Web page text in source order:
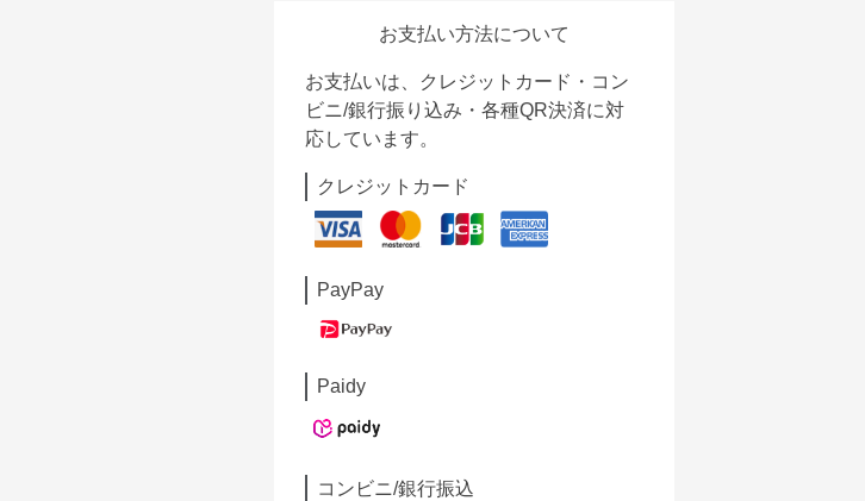
お支払い方法について
お支払いは、クレジットカード・コン
ビニ/銀行振り込み・各種QR決済に対
応しています。
クレジットカード
PayPay
Paidy
コンビニ/銀行振込